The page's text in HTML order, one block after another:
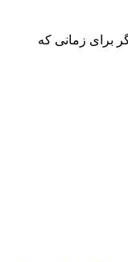
برای زمانی که